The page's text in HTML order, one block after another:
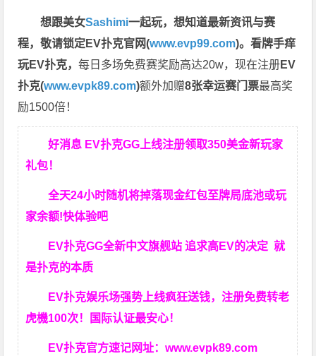
想跟美女Sashimi一起玩，想知道最新资讯与赛
程，敬请锁定EV扑克官网(www.evp99.com)。看牌手痒
玩EV扑克，每日多场免费赛奖励高达20w，现在注册EV
扑克(www.evpk89.com)额外加赠8张幸运赛门票最高奖
励1500倍！
好消息 EV扑克GG上线注册领取350美金新玩家
礼包！
全天24小时随机将掉落现金红包至牌局底池或玩
家余额!快体验吧
EV扑克GG全新中文旗舰站 追求高EV的决定就
是扑克的本质
EV扑克娱乐场强势上线疯狂送钱，注册免费转老
虎機100次！国际认证最安心！
EV扑克官方速记网址：www.evpk89.com